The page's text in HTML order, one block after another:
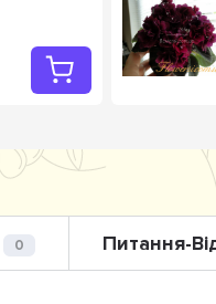
0 Питання-